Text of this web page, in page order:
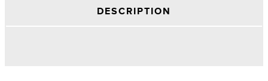
DESCRIPTION